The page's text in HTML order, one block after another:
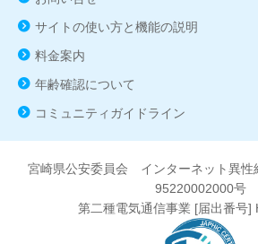
サイトの使い方と機能の説明
料金案内
年齢確認について
コミュニティガイドライン
宮崎県公安委員会 インターネット異性
95220002000号
第二種電気通信事業 [届出番号]